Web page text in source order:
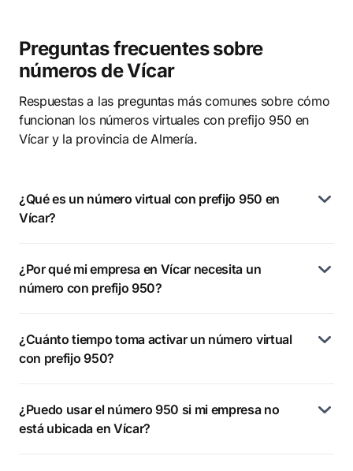
Preguntas frecuentes sobre
números de Vícar
Respuestas a las preguntas más comunes sobre cómo
funcionan los números virtuales con prefijo 950 en
Vícar y la provincia de Almería.
¿Qué es un número virtual con prefijo 950 en
Vícar?
¿Por qué mi empresa en Vícar necesita un
número con prefijo 950?
¿Cuánto tiempo toma activar un número virtual
con prefijo 950?
¿Puedo usar el número 950 si mi empresa no
está ubicada en Vícar?